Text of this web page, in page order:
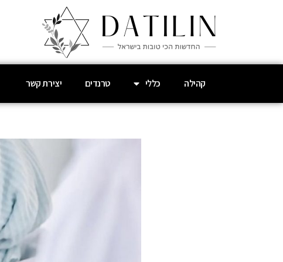
קהילה כללי טרנדים יצירת קשר